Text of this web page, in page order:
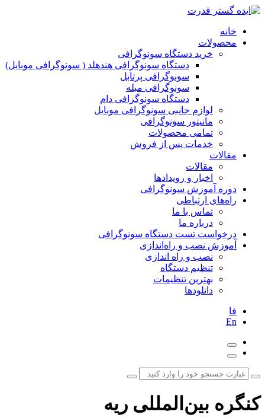
خانه
محصولات
خرید دستگاه سونوگرافی
دستگاه سونوگرافی هندهلد ( سونوگرافی موبایل)
سونوگرافی پرتابل
سونوگرافی مبله
دستگاه سونوگرافی دام
لوازم جانبی سونوگرافی موبایل
مانیتور سونوگرافی
تمامی محصولات
خدمات پس از فروش
مقالات
مقالات
اخبار و رویدادها
دوره آموزش سونوگرافی
راه‌های ارتباطی
تماس با ما
درباره ما
درخواست تست دستگاه سونوگرافی
آموزش نصب و راه‌اندازی
نصب و راه اندازی
تنظیم دستگاه
بهترین تنظیمات
دانلودها
فا
En
کنگره بین‌المللی ریه